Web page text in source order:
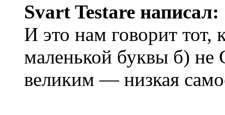
Svart Testare написал:
И это нам говорит тот,
маленькой буквы б)
великим — низкая